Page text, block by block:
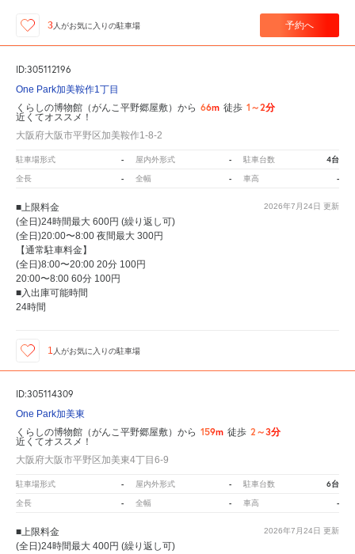
3 人がお気に入りの駐車場 予約へ
ID:305112196
One Park加美鞍作1丁目
くらしの博物館（がんこ平野郷屋敷）から 66m 徒歩 1～2分
近くてオススメ！
大阪府大阪市平野区加美鞍作1-8-2
駐車場形式 - 屋内外形式 - 駐車台数 4台
全長 - 全幅 - 車高 -
2026年7月24日 更新
■上限料金
(全日)24時間最大 600円 (繰り返し可)
(全日)20:00〜8:00 夜間最大 300円
【通常駐車料金】
(全日)8:00〜20:00 20分 100円
20:00〜8:00 60分 100円
■入出庫可能時間
24時間
1 人がお気に入りの駐車場
ID:305114309
One Park加美東
くらしの博物館（がんこ平野郷屋敷）から 159m 徒歩 2～3分
近くてオススメ！
大阪府大阪市平野区加美東4丁目6-9
駐車場形式 - 屋内外形式 - 駐車台数 6台
全長 - 全幅 - 車高 -
2026年7月24日 更新
■上限料金
(全日)24時間最大 400円 (繰り返し可)